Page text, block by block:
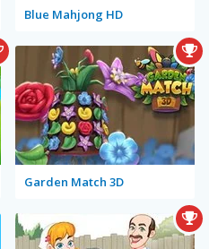
Blue Mahjong HD
Garden Match 3D